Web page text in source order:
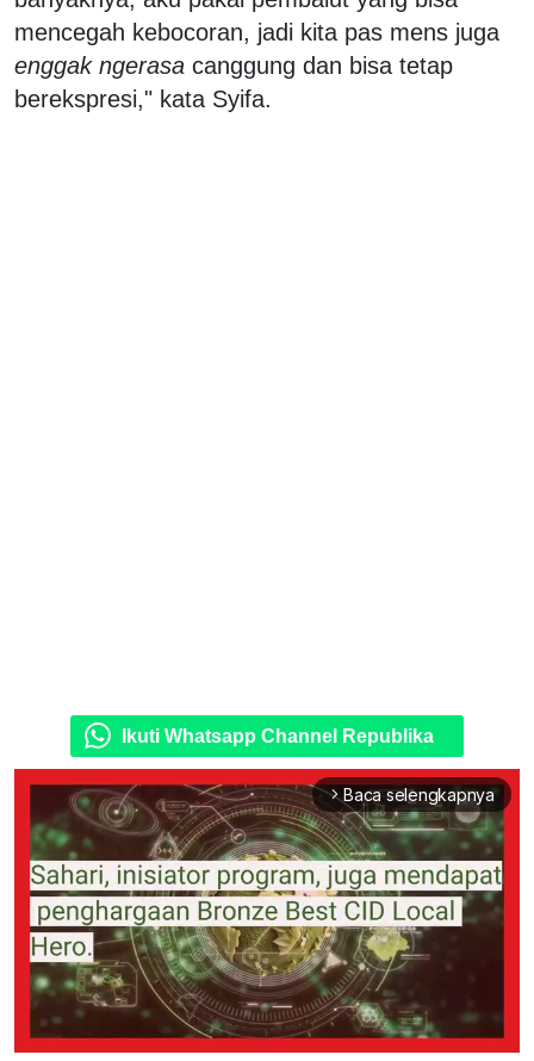
mencegah kebocoran, jadi kita pas mens juga
enggak ngerasa canggung dan bisa tetap
berekspresi," kata Syifa.
Ikuti Whatsapp Channel Republika
arrow_forward_ios Baca selengkapnya